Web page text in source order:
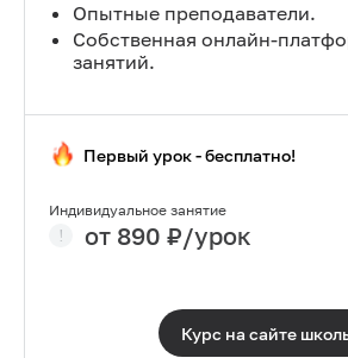
Опытные преподаватели.
Собственная онлайн-
занятий.
Первый урок - бесплатно!
Индивидуальное занятие
от 890 ₽/урок
Курс на сайте